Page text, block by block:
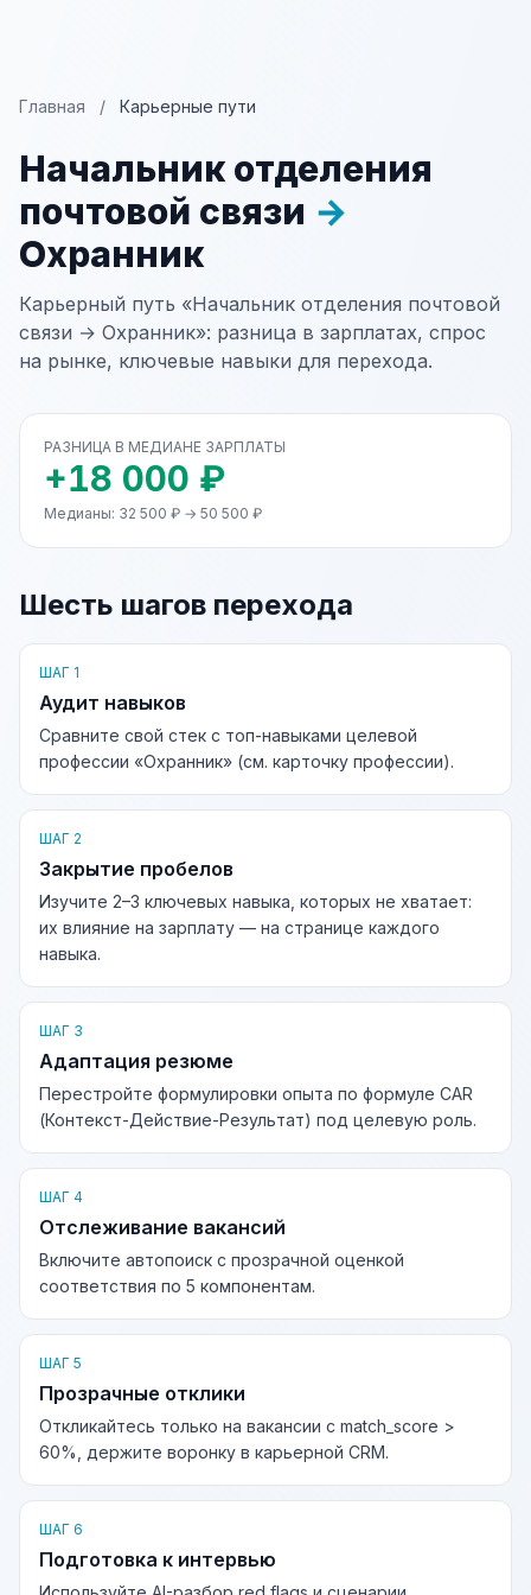
Главная / Карьерные пути
Начальник отделения
почтовой связи →
Охранник
Карьерный путь «Начальник отделения почтовой
связи → Охранник»: разница в зарплатах, спрос
на рынке, ключевые навыки для перехода.
РАЗНИЦА В МЕДИАНЕ ЗАРПЛАТЫ
+18 000 ₽
Медианы: 32 500 ₽ → 50 500 ₽
Шесть шагов перехода
ШАГ 1
Аудит навыков
Сравните свой стек с топ-навыками целевой
профессии «Охранник» (см. карточку профессии).
ШАГ 2
Закрытие пробелов
Изучите 2–3 ключевых навыка, которых не хватает:
их влияние на зарплату — на странице каждого
навыка.
ШАГ 3
Адаптация резюме
Перестройте формулировки опыта по формуле CAR
(Контекст-Действие-Результат) под целевую роль.
ШАГ 4
Отслеживание вакансий
Включите автопоиск с прозрачной оценкой
соответствия по 5 компонентам.
ШАГ 5
Прозрачные отклики
Откликайтесь только на вакансии с match_score >
60%, держите воронку в карьерной CRM.
ШАГ 6
Подготовка к интервью